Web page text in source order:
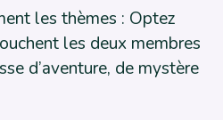
les thèmes : Optez
les deux membres
d’aventure, de mystère